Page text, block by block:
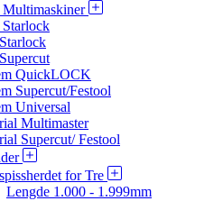
QuickLOCK
Supercut/Festool
Universal
Multimaster
Supercut/ Festool
for Tre
Lengde 1.000 - 1.999mm